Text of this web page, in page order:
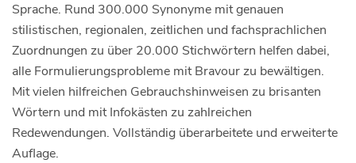
Sprache. Rund 300.000 Synonyme mit genauen
stilistischen, regionalen, zeitlichen und fachsprachlichen
Zuordnungen zu über 20.000 Stichwörtern helfen dabei,
alle Formulierungsprobleme mit Bravour zu bewältigen.
Mit vielen hilfreichen Gebrauchshinweisen zu brisanten
Wörtern und mit Infokästen zu zahlreichen
Redewendungen. Vollständig überarbeitete und erweiterte
Auflage.